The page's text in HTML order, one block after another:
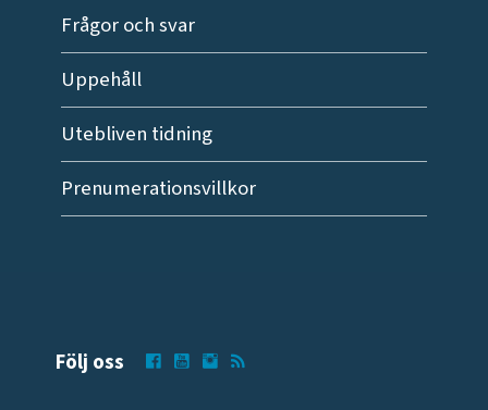
Frågor och svar
Uppehåll
Utebliven tidning
Prenumerationsvillkor
Följ oss